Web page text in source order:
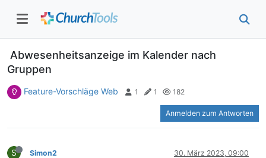
Abwesenheitsanzeige im Kalender nach
Gruppen
Feature-Vorschläge Web 1 1 182
Anmelden zum Antworten
S Simon2 30. März 2023, 09:00